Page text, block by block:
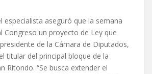
especialista aseguró que la semana
Congreso un proyecto de Ley que
de la Cámara de Diputados,
titular del principal bloque de la
Ritondo. “Se busca extender el